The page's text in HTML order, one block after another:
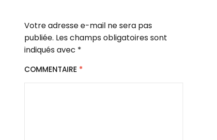
Votre adresse e-mail ne sera pas
publiée. Les champs obligatoires sont
indiqués avec *
COMMENTAIRE *